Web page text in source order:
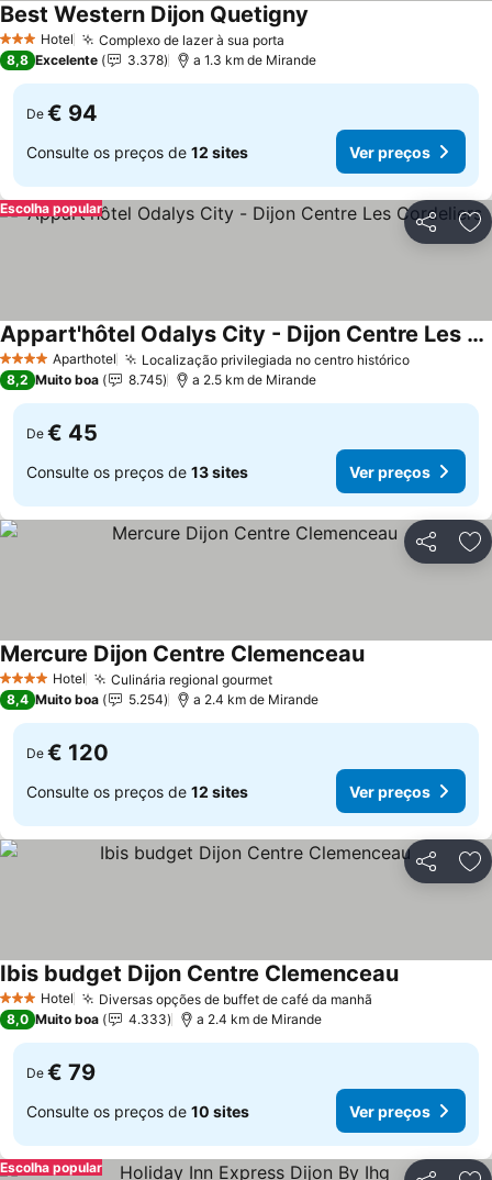
3 EstrelasHotel Complexo de lazer à sua porta
Best Western Dijon Quetigny
8,8 Excelente 3.378 a 1.3 km de Mirande
De € 94
Consulte os preços de 12 sites Ver preços
Partilhar
Escolha popular
4 EstrelasAparthotel Localização privilegiada no centro histórico
Appart'hôtel Odalys City - Dijon Centre Les Cordeliers
8,2 Muito boa 8.745 a 2.5 km de Mirande
De € 45
Consulte os preços de 13 sites Ver preços
Partilhar
4 EstrelasHotel Culinária regional gourmet
Mercure Dijon Centre Clemenceau
8,4 Muito boa 5.254 a 2.4 km de Mirande
De € 120
Consulte os preços de 12 sites Ver preços
Partilhar
3 EstrelasHotel Diversas opções de buffet de café da manhã
Ibis budget Dijon Centre Clemenceau
8,0 Muito boa 4.333 a 2.4 km de Mirande
De € 79
Consulte os preços de 10 sites Ver preços
Escolha popular